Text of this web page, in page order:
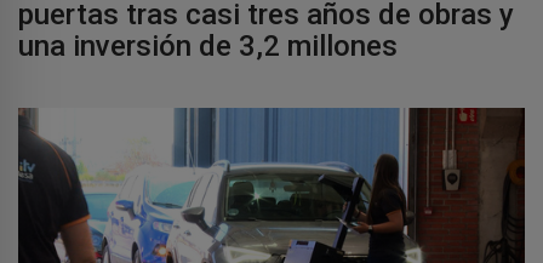
puertas tras casi tres años de obras y
una inversión de 3,2 millones